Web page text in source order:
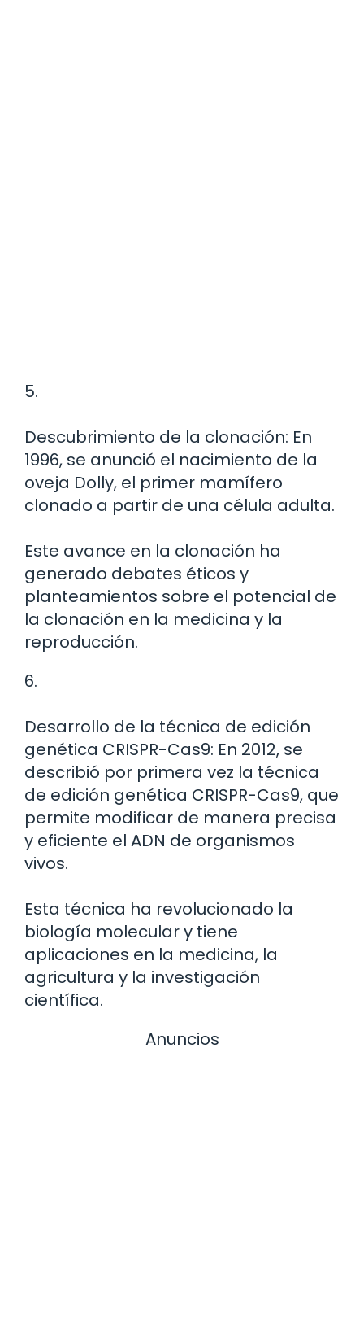
5.
Descubrimiento de la clonación: En
1996, se anunció el nacimiento de la
oveja Dolly, el primer mamífero
clonado a partir de una célula adulta.
Este avance en la clonación ha
generado debates éticos y
planteamientos sobre el potencial de
la clonación en la medicina y la
reproducción.
6.
Desarrollo de la técnica de edición
genética CRISPR-Cas9: En 2012, se
describió por primera vez la técnica
de edición genética CRISPR-Cas9, que
permite modificar de manera precisa
y eficiente el ADN de organismos
vivos.
Esta técnica ha revolucionado la
biología molecular y tiene
aplicaciones en la medicina, la
agricultura y la investigación
científica.
Anuncios